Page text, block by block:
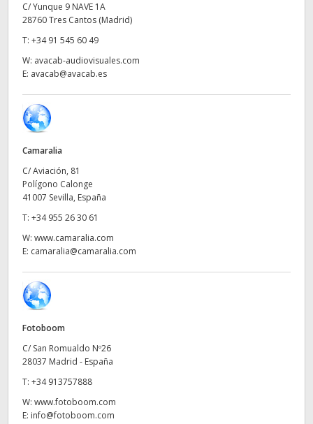
Malaysia
Netherlands
New Zealand
Portugal
Singapore
South Africa
España
Turkey
Ukraine
C/ Yunque 9 NAVE 1A
28760 Tres Cantos (Madrid)
T: +34 91 545 60 49
W: avacab-audiovisuales.com
E: avacab@avacab.es
Camaralia
C/ Aviación, 81
Polígono Calonge
41007 Sevilla, España
T: +34 955 26 30 61
W: www.camaralia.com
E: camaralia@camaralia.com
Fotoboom
C/ San Romualdo Nº26
28037 Madrid - España
T: +34 913757888
W: www.fotoboom.com
E: info@fotoboom.com